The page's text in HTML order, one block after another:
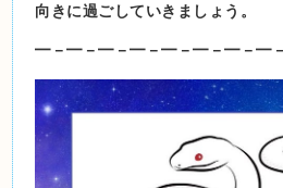
向きに過ごしていきましょう。
━－━－━－━－━－━－━－━